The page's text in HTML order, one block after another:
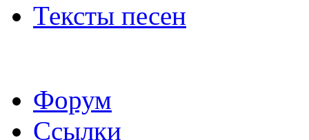
Тексты песен
Форум
Ссылки